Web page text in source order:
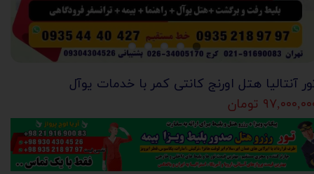
آنتالیا هتل اورنج کانتی کمر با خدمات یوآل
تومان